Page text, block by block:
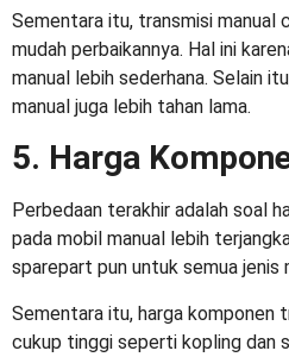
Sementara itu, transmisi manual
mudah perbaikannya. Hal ini
manual lebih sederhana. Selain
manual juga lebih tahan lama.
5. Harga
Perbedaan terakhir adalah soal
pada mobil manual lebih
sparepart pun untuk semua jenis
Sementara itu, harga komponen
cukup tinggi seperti kopling dan